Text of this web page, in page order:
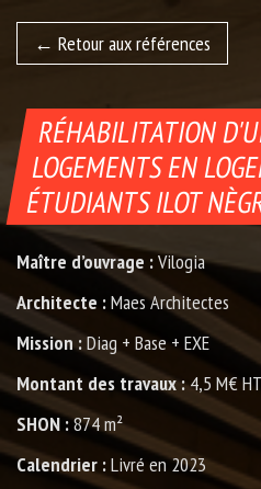
Retour aux références
RÉHABILITATION
LOGEMENTS EN
ÉTUDIANTS ILOT
Maître d’ouvrage :Vilogia
Architecte :Maes Architectes
Mission :Diag + Base + EXE
Montant des travaux :4,5 M€ HT
SHON :874 m²
Calendrier :Livré en 2023